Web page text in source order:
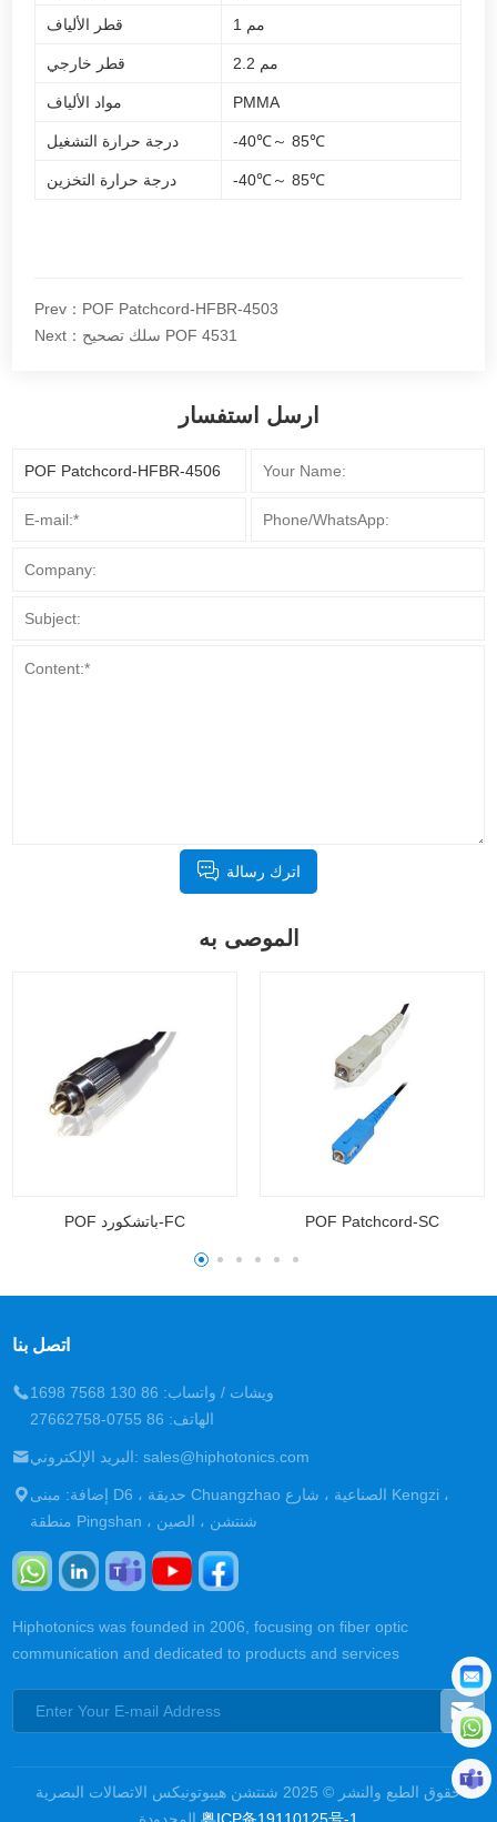
قطر الألياف 1 مم
قطر خارجي 2.2 مم
مواد الألياف PMMA
درجة حرارة التشغيل -40℃～ 85℃
درجة حرارة التخزين -40℃～ 85℃
Prev：POF Patchcord-HFBR-4503
Next：سلك تصحيح POF 4531
ارسل استفسار
اترك رسالة
الموصى به
POF Patchcord-SC POF Patchcord-ST
اتصل بنا
ويشات / واتساب: 86 130 7568 1698
الهاتف: 86 0755-27662758
البريد الإلكتروني: sales@hiphotonics.com
إضافة: مبنى D6 ، حديقة Chuangzhao الصناعية ، شارع Kengzi ،
منطقة Pingshan ، شنتشن ، الصين
Hiphotonics was founded in 2006, focusing on fiber optic
communication and dedicated to products and services
حقوق الطبع والنشر © 2025 شنتشن هيبوتونيكس الاتصالات البصرية